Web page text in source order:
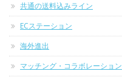
共通の送料込みライン
ECステーション
海外進出
マッチング・コラボレーション